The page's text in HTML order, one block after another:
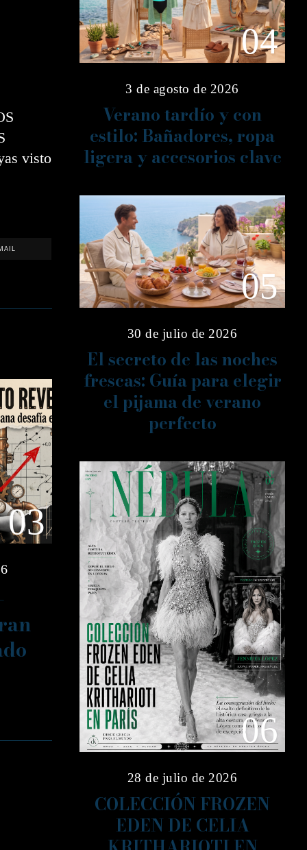
visto
03
04
3 de agosto de 2026
Verano tardío y con
estilo: Bañadores, ropa
ligera y accesorios clave
05
30 de julio de 2026
El secreto de las noches
frescas: Guía para elegir
el pijama de verano
perfecto
06
28 de julio de 2026
COLECCIÓN FROZEN
EDEN DE CELIA